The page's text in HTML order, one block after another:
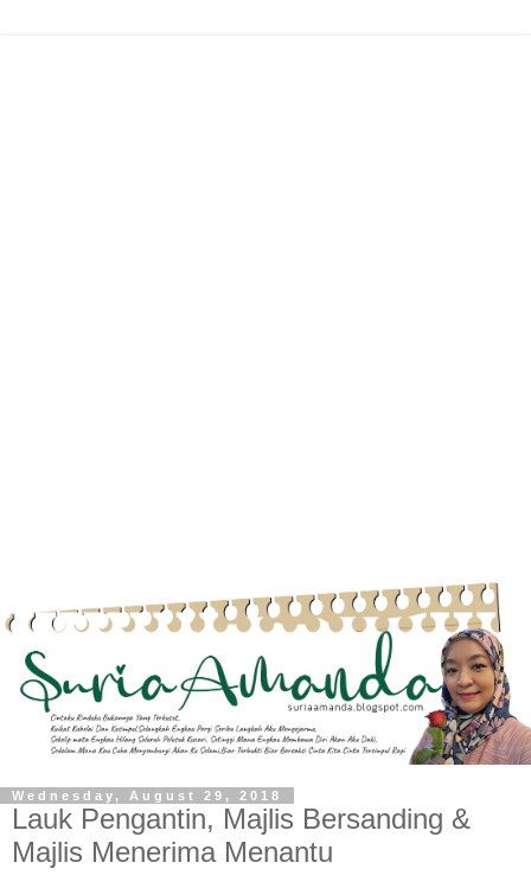
Wednesday, August 29, 2018
Lauk Pengantin, Majlis Bersanding &
Majlis Menerima Menantu